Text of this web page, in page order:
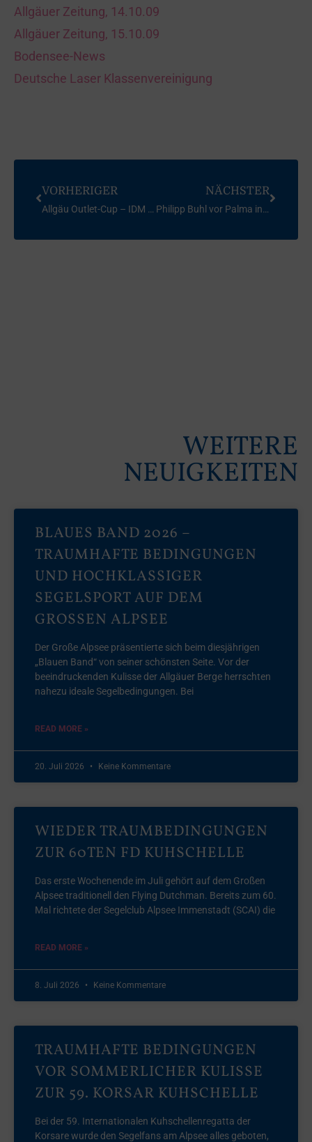
Allgäuer Zeitung, 14.10.09
Allgäuer Zeitung, 15.10.09
Bodensee-News
Deutsche Laser Klassenvereinigung
VORHERIGER
Allgäu Outlet-Cup – IDM 2009 Laser Standard & Laser Radial
NÄCHSTER
Philipp Buhl vor Palma in den Startlöchern
WEITERE
NEUIGKEITEN
BLAUES BAND 2026 –
TRAUMHAFTE BEDINGUNGEN
UND HOCHKLASSIGER
SEGELSPORT AUF DEM
GROSSEN ALPSEE
Der Große Alpsee präsentierte sich beim diesjährigen
„Blauen Band“ von seiner schönsten Seite. Vor der
beeindruckenden Kulisse der Allgäuer Berge herrschten
nahezu ideale Segelbedingungen. Bei
READ MORE »
20. Juli 2026 Keine Kommentare
WIEDER TRAUMBEDINGUNGEN
ZUR 60TEN FD KUHSCHELLE
Das erste Wochenende im Juli gehört auf dem Großen
Alpsee traditionell den Flying Dutchman. Bereits zum 60.
Mal richtete der Segelclub Alpsee Immenstadt (SCAI) die
READ MORE »
8. Juli 2026 Keine Kommentare
TRAUMHAFTE BEDINGUNGEN
VOR SOMMERLICHER KULISSE
ZUR 59. KORSAR KUHSCHELLE
Bei der 59. Internationalen Kuhschellenregatta der
Korsare wurde den Segelfans am Alpsee alles geboten,